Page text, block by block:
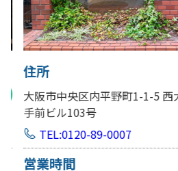
住所
大阪市中央区内平野町1-1-5 西大
手前ビル103号
TEL:0120-89-0007
営業時間